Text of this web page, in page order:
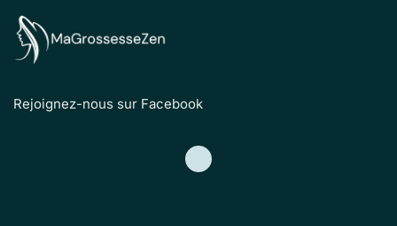
Rejoignez-nous sur Facebook